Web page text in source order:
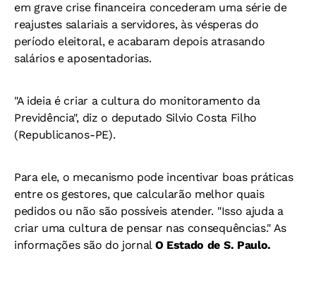
em grave crise financeira concederam uma série de
reajustes salariais a servidores, às vésperas do
período eleitoral, e acabaram depois atrasando
salários e aposentadorias.
"A ideia é criar a cultura do monitoramento da
Previdência", diz o deputado Silvio Costa Filho
(Republicanos-PE).
Para ele, o mecanismo pode incentivar boas práticas
entre os gestores, que calcularão melhor quais
pedidos ou não são possíveis atender. "Isso ajuda a
criar uma cultura de pensar nas consequências." As
informações são do jornal O Estado de S. Paulo.